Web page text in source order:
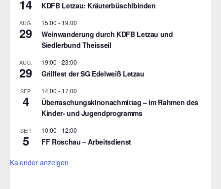
14 KDFB Letzau: Kräuterbüschlbinden
AUG.
29
15:00 - 19:00
Weinwanderung durch KDFB Letzau und
Siedlerbund Theisseil
AUG.
29
19:00 -23:00
Grillfest der SG Edelweiß Letzau
SEP.
4
14:00 - 17:00
Überraschungskinonachmittag – im Rahmen des
Kinder- und Jugendprogramms
SEP.
5
10:00 - 12:00
FF Roschau – Arbeitsdienst
Kalender anzeigen